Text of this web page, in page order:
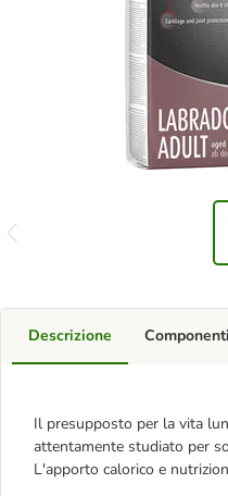
Descrizione
Il presupposto per la vita
attentamente studiato per
L'apporto calorico e